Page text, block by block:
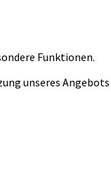
Funktionen.
unseres